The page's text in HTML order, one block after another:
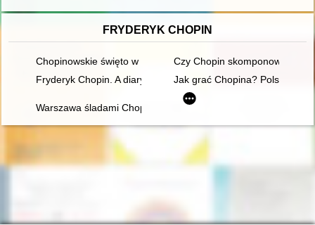
FRYDERYK CHOPIN
Chopinowskie święto w DusznikachCzy Chopin skomponował
Fryderyk Chopin. A diary in images. Original idea and text by
Jak grać Chopina? Polska
Warszawa śladami Chopina. Spacerownik